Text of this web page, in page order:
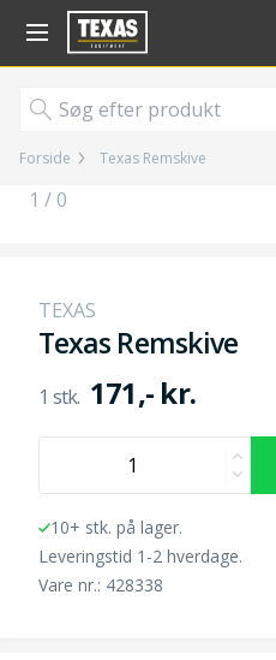
Gå til kurv (
Forside Texas Remskive
1 / 0
TEXAS
Texas Remskive
171,- kr.
10+ stk. på lager.
Leveringstid 1-2 hverdage.
Vare nr.: 428338